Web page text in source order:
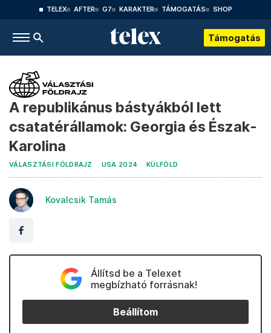
TELEX AFTER G7 KARAKTER TÁMOGATÁS SHOP
Támogatás
A republikánus bástyákból lett
csatatérállamok: Georgia és Észak-
Karolina
VÁLASZTÁSI FÖLDRAJZ USA 2024 KÜLFÖLD
Kovalcsik Tamás
Állítsd be a Telexet
megbízható forrásnak!
Beállítom